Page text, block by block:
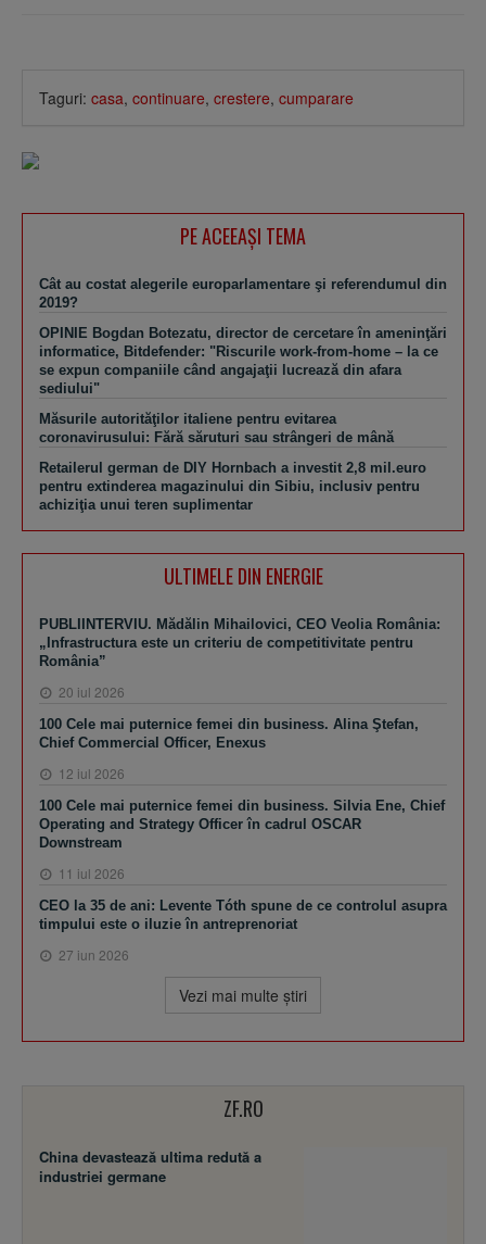
Taguri: casa, continuare, crestere, cumparare
PE ACEEAŞI TEMA
Cât au costat alegerile europarlamentare şi referendumul din
2019?
OPINIE Bogdan Botezatu, director de cercetare în ameninţări
informatice, Bitdefender: "Riscurile work-from-home – la ce
se expun companiile când angajaţii lucrează din afara
sediului"
Măsurile autorităţilor italiene pentru evitarea
coronavirusului: Fără săruturi sau strângeri de mână
Retailerul german de DIY Hornbach a investit 2,8 mil.euro
pentru extinderea magazinului din Sibiu, inclusiv pentru
achiziţia unui teren suplimentar
ULTIMELE DIN ENERGIE
PUBLIINTERVIU. Mădălin Mihailovici, CEO Veolia România:
„Infrastructura este un criteriu de competitivitate pentru
România”
20 iul 2026
100 Cele mai puternice femei din business. Alina Ştefan,
Chief Commercial Officer, Enexus
12 iul 2026
100 Cele mai puternice femei din business. Silvia Ene, Chief
Operating and Strategy Officer în cadrul OSCAR
Downstream
11 iul 2026
CEO la 35 de ani: Levente Tóth spune de ce controlul asupra
timpului este o iluzie în antreprenoriat
27 iun 2026
Vezi mai multe ştiri
ZF.RO
China devastează ultima redută a
industriei germane